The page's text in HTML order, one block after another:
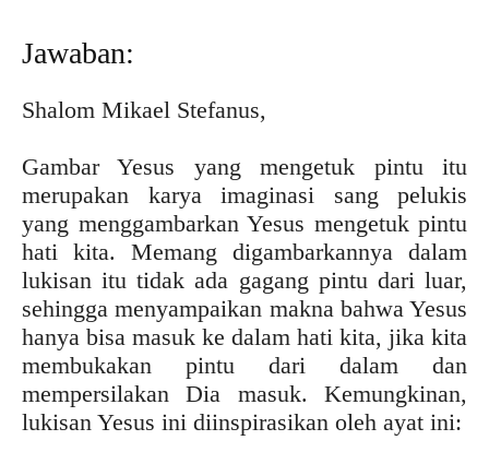
Jawaban:
Shalom Mikael Stefanus,
Gambar Yesus yang mengetuk pintu itu
merupakan karya imaginasi sang pelukis
yang menggambarkan Yesus mengetuk pintu
hati kita. Memang digambarkannya dalam
lukisan itu tidak ada gagang pintu dari luar,
sehingga menyampaikan makna bahwa Yesus
hanya bisa masuk ke dalam hati kita, jika kita
membukakan pintu dari dalam dan
mempersilakan Dia masuk. Kemungkinan,
lukisan Yesus ini diinspirasikan oleh ayat ini: